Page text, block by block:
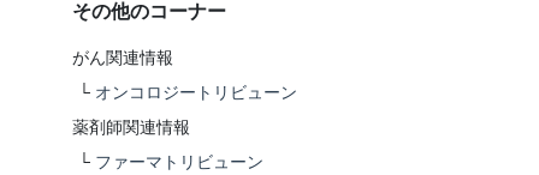
その他のコーナー
がん関連情報
└ オンコロジートリビューン
薬剤師関連情報
└ ファーマトリビューン